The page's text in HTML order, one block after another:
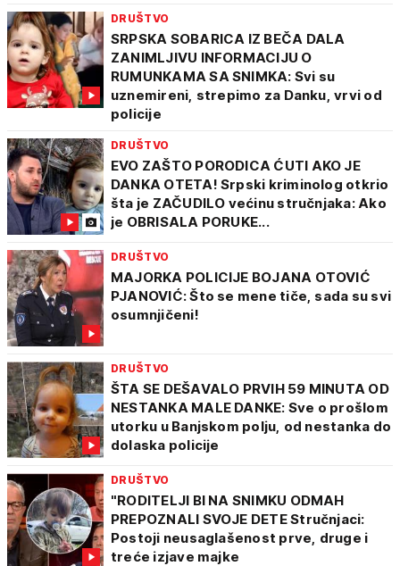
DRUŠTVO
SRPSKA SOBARICA IZ BEČA DALA
ZANIMLJIVU INFORMACIJU O
RUMUNKAMA SA SNIMKA: Svi su
uznemireni, strepimo za Danku, vrvi od
policije
DRUŠTVO
EVO ZAŠTO PORODICA ĆUTI AKO JE
DANKA OTETA! Srpski kriminolog otkrio
šta je ZAČUDILO većinu stručnjaka: Ako
je OBRISALA PORUKE...
DRUŠTVO
MAJORKA POLICIJE BOJANA OTOVIĆ
PJANOVIĆ: Što se mene tiče, sada su svi
osumnjičeni!
DRUŠTVO
ŠTA SE DEŠAVALO PRVIH 59 MINUTA OD
NESTANKA MALE DANKE: Sve o prošlom
utorku u Banjskom polju, od nestanka do
dolaska policije
DRUŠTVO
"RODITELJI BI NA SNIMKU ODMAH
PREPOZNALI SVOJE DETE Stručnjaci:
Postoji neusaglašenost prve, druge i
treće izjave majke